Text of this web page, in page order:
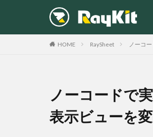
HOME RaySheet ノーコ
ノーコードで
表示ビューを